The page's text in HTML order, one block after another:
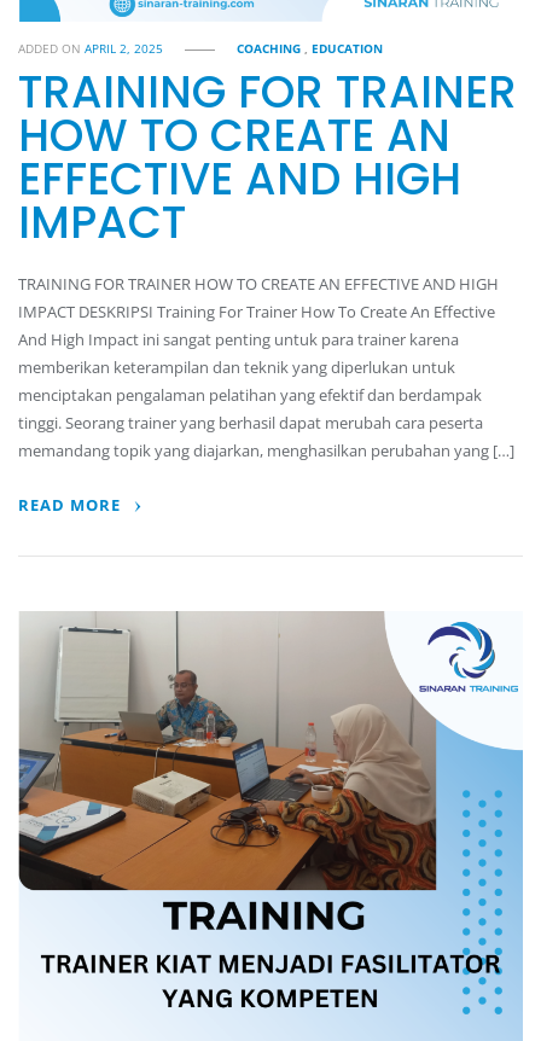
ADDED ONAPRIL 2, 2025 COACHING ,EDUCATION
TRAINING FOR TRAINER
HOW TO CREATE AN
EFFECTIVE AND HIGH
IMPACT
TRAINING FOR TRAINER HOW TO CREATE AN EFFECTIVE AND HIGH
IMPACT DESKRIPSI Training For Trainer How To Create An Effective
And High Impact ini sangat penting untuk para trainer karena
memberikan keterampilan dan teknik yang diperlukan untuk
menciptakan pengalaman pelatihan yang efektif dan berdampak
tinggi. Seorang trainer yang berhasil dapat merubah cara peserta
memandang topik yang diajarkan, menghasilkan perubahan yang […]
READ MORE